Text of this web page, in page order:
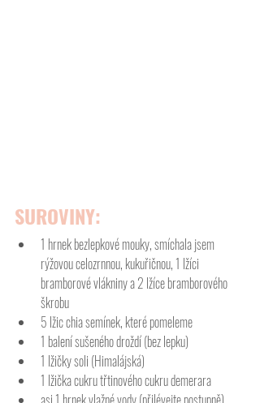
SUROVINY:
1 hrnek bezlepkové mouky, smíchala jsem
rýžovou celozrnnou, kukuřičnou, 1 lžíci
bramborové vlákniny a 2 lžíce bramborového
škrobu
5 lžic chia semínek, které pomeleme
1 balení sušeného droždí (bez lepku)
1 lžičky soli (Himalájská)
1 lžička cukru třtinového cukru demerara